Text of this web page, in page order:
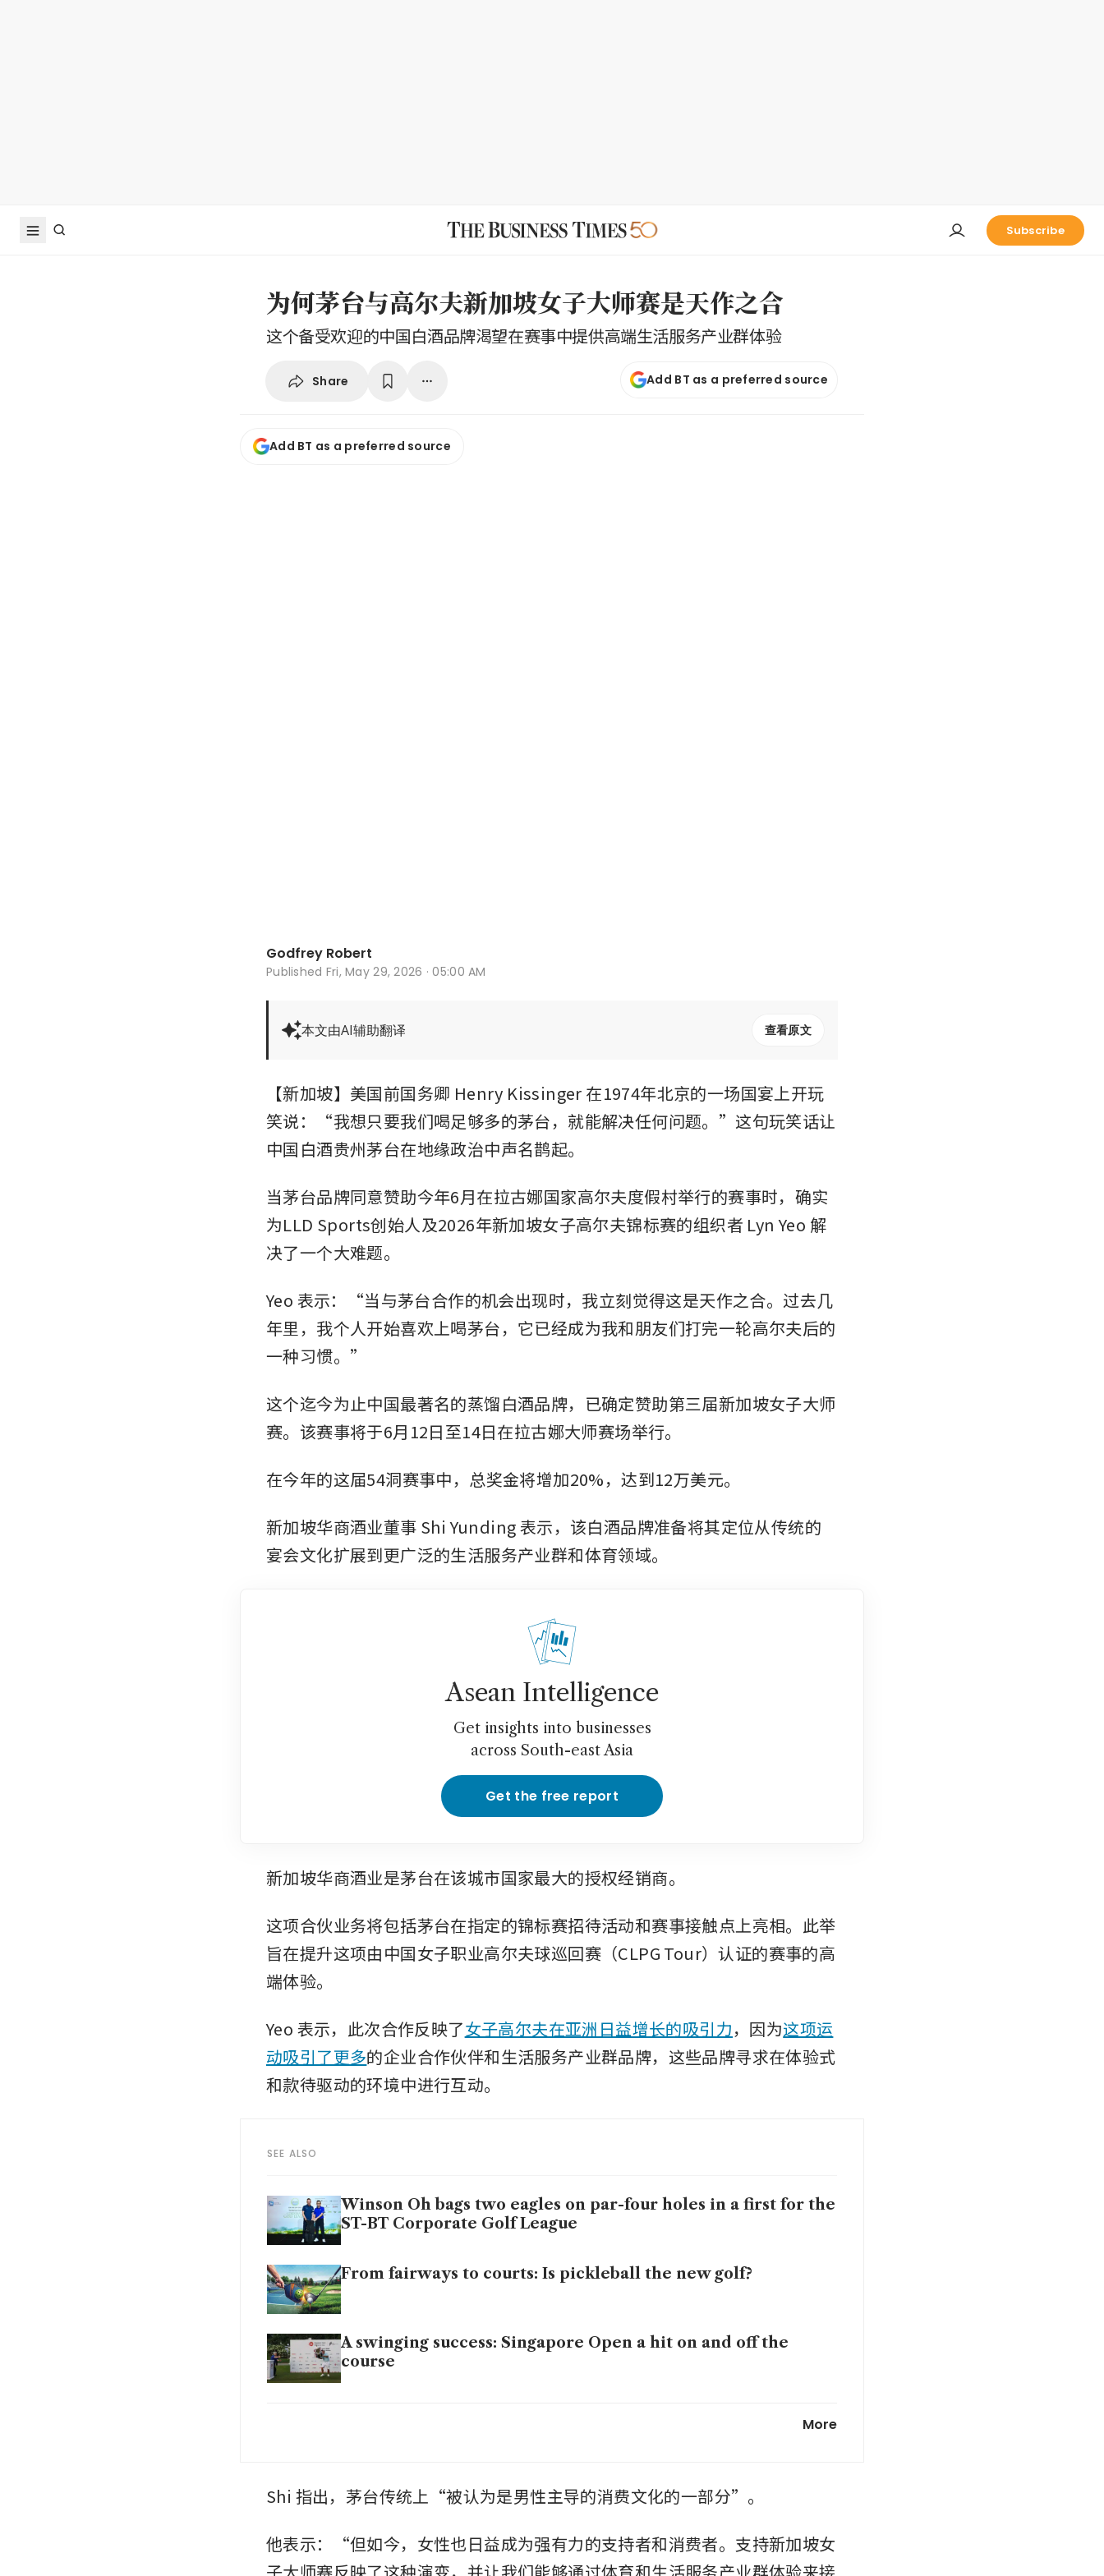
Subscribe
为何茅台与高尔夫新加坡女子大师赛是天作之合
这个备受欢迎的中国白酒品牌渴望在赛事中提供高端生活服务产业群体验
Share Add BT as a preferred source
Add BT as a preferred source
Godfrey Robert
Published Fri, May 29, 2026 · 05:00 AM
本文由AI辅助翻译 查看原文
【新加坡】美国前国务卿 Henry Kissinger 在1974年北京的一场国宴上开玩
笑说：“我想只要我们喝足够多的茅台，就能解决任何问题。”这句玩笑话让
中国白酒贵州茅台在地缘政治中声名鹊起。
当茅台品牌同意赞助今年6月在拉古娜国家高尔夫度假村举行的赛事时，确实
为LLD Sports创始人及2026年新加坡女子高尔夫锦标赛的组织者 Lyn Yeo 解
决了一个大难题。
Yeo 表示：“当与茅台合作的机会出现时，我立刻觉得这是天作之合。过去几
年里，我个人开始喜欢上喝茅台，它已经成为我和朋友们打完一轮高尔夫后的
一种习惯。”
这个迄今为止中国最著名的蒸馏白酒品牌，已确定赞助第三届新加坡女子大师
赛。该赛事将于6月12日至14日在拉古娜大师赛场举行。
在今年的这届54洞赛事中，总奖金将增加20%，达到12万美元。
新加坡华商酒业董事 Shi Yunding 表示，该白酒品牌准备将其定位从传统的
宴会文化扩展到更广泛的生活服务产业群和体育领域。
Asean Intelligence
Get insights into businesses
across South-east Asia
Get the free report
新加坡华商酒业是茅台在该城市国家最大的授权经销商。
这项合伙业务将包括茅台在指定的锦标赛招待活动和赛事接触点上亮相。此举
旨在提升这项由中国女子职业高尔夫球巡回赛（CLPG Tour）认证的赛事的高
端体验。
Yeo 表示，此次合作反映了女子高尔夫在亚洲日益增长的吸引力，因为这项运
动吸引了更多的企业合作伙伴和生活服务产业群品牌，这些品牌寻求在体验式
和款待驱动的环境中进行互动。
SEE ALSO
Winson Oh bags two eagles on par-four holes in a first for the
ST-BT Corporate Golf League
From fairways to courts: Is pickleball the new golf?
A swinging success: Singapore Open a hit on and off the
course
More
Shi 指出，茅台传统上“被认为是男性主导的消费文化的一部分”。
他表示：“但如今，女性也日益成为强有力的支持者和消费者。支持新加坡女